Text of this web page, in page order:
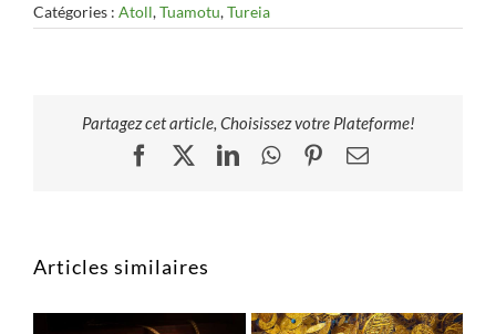
Catégories : Atoll,Tuamotu,Tureia
Partagez cet article, Choisissez votre Plateforme!
FacebookLinkedInWhatsApp
Pinterest
Email
Articles similaires